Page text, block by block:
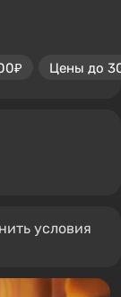
Цены до
условия